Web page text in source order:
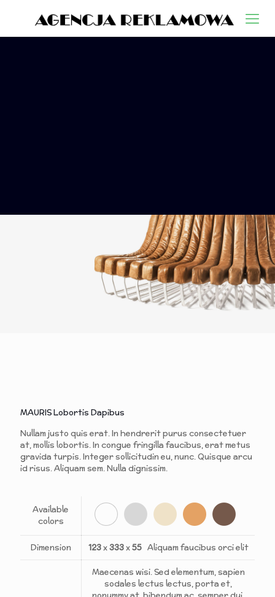
MAURIS Lobortis Dapibus
Nullam justo quis erat. In hendrerit purus consectetuer
at, mollis lobortis. In congue fringilla faucibus, erat metus
gravida turpis. Integer sollicitudin eu, nunc. Quisque arcu
id risus. Aliquam sem. Nulla dignissim.
Available
colors
Dimension 123x333x55Aliquam faucibus orci elit
Maecenas wisi. Sed elementum, sapien
sodales lectus lectus, porta et,